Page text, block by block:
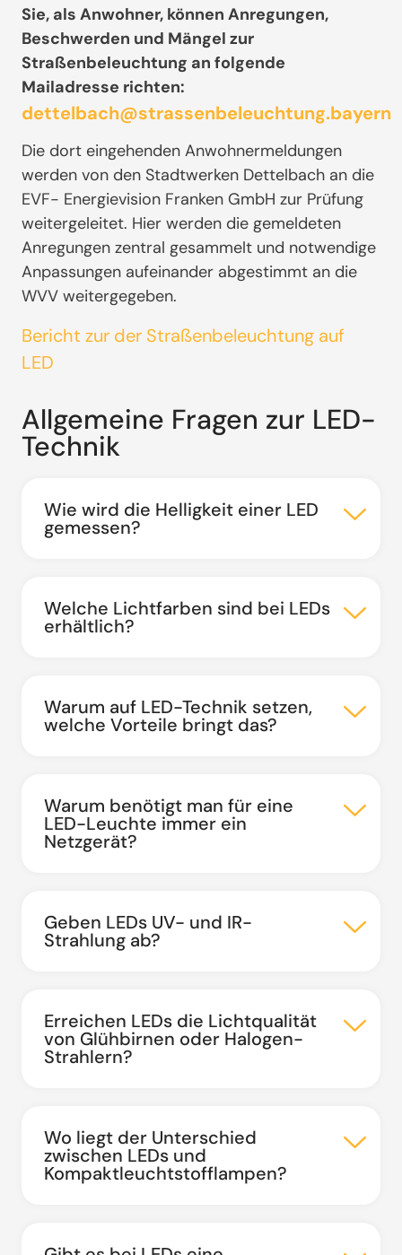
Sie, als Anwohner, können Anregungen,
Beschwerden und Mängel zur
Straßenbeleuchtung an folgende
Mailadresse richten:
dettelbach@strassenbeleuchtung.bayern
Die dort eingehenden Anwohnermeldungen
werden von den Stadtwerken Dettelbach an die
EVF- Energievision Franken GmbH zur Prüfung
weitergeleitet. Hier werden die gemeldeten
Anregungen zentral gesammelt und notwendige
Anpassungen aufeinander abgestimmt an die
WVV weitergegeben.
Bericht zur der Straßenbeleuchtung auf
LED
Allgemeine Fragen zur LED-
Technik
Wie wird die Helligkeit einer LED
gemessen?
Welche Lichtfarben sind bei LEDs
erhältlich?
Warum auf LED-Technik setzen,
welche Vorteile bringt das?
Warum benötigt man für eine
LED-Leuchte immer ein
Netzgerät?
Geben LEDs UV- und IR-
Strahlung ab?
Erreichen LEDs die Lichtqualität
von Glühbirnen oder Halogen-
Strahlern?
Wo liegt der Unterschied
zwischen LEDs und
Kompaktleuchtstofflampen?